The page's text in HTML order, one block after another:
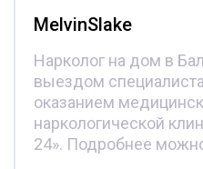
MelvinSlake
Нарколог на дом в
выездом
оказанием
наркологической
24». Подробнее